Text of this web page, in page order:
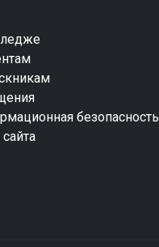
безопасность
сайта